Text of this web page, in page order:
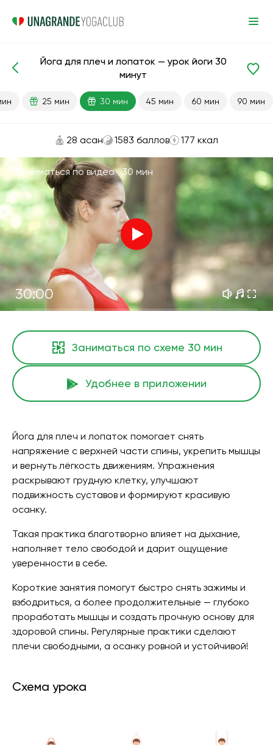
Плечи Суставы
Йога для плеч и лопаток — урок йоги 30
минут
25 мин 30 мин 45 мин 60 мин 90 мин
28 асан 1583 баллов 177 ккал
Заниматься по видео ·30 мин
30:00
Заниматься по схеме 30 мин
Удобнее в приложении
Йога для плеч и лопаток помогает снять
напряжение с верхней части спины, укрепить мышцы
и вернуть лёгкость движениям. Упражнения
раскрывают грудную клетку, улучшают
подвижность суставов и формируют красивую
осанку.
Такая практика благотворно влияет на дыхание,
наполняет тело свободой и дарит ощущение
уверенности в себе.
Короткие занятия помогут быстро снять зажимы и
взбодриться, а более продолжительные — глубоко
проработать мышцы и создать прочную основу для
здоровой спины. Регулярные практики сделают
плечи свободными, а осанку ровной и устойчивой!
Схема урока